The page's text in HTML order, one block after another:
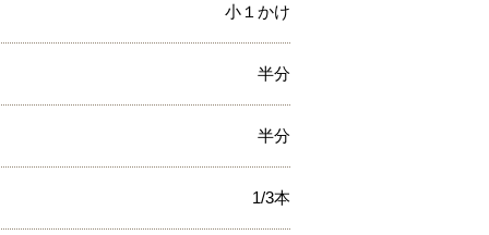
小１かけ
半分
半分
1/3本